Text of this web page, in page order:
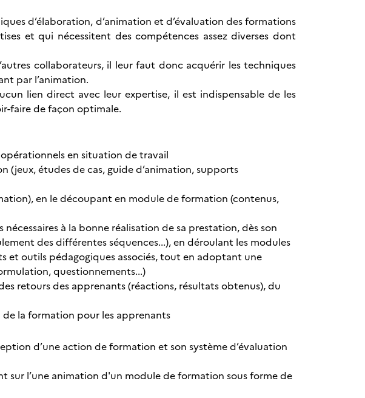
d’élaboration, d’animation et d’évaluation des formations
et qui nécessitent des compétences assez diverses dont
collaborateurs, il leur faut donc acquérir les techniques
par l’animation.
lien direct avec leur expertise, il est indispensable de les
faire de façon optimale.
en situation de travail
(jeux, études de cas, guide d’animation, supports
en le découpant en module de formation (contenus,
à la bonne réalisation de sa prestation, dès son
des différentes séquences...), en déroulant les modules
et outils pédagogiques associés, tout en adoptant une
questionnements...)
retours des apprenants (réactions, résultats obtenus), du
de la formation pour les apprenants
d’une action de formation et son système d’évaluation
sur l’une animation d'un module de formation sous forme de